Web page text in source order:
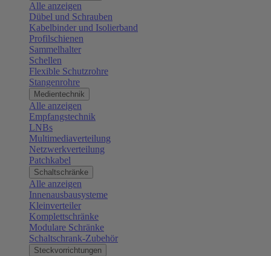
Alle anzeigen
Dübel und Schrauben
Kabelbinder und Isolierband
Profilschienen
Sammelhalter
Schellen
Flexible Schutzrohre
Stangenrohre
Medientechnik
Alle anzeigen
Empfangstechnik
LNBs
Multimediaverteilung
Netzwerkverteilung
Patchkabel
Schaltschränke
Alle anzeigen
Innenausbausysteme
Kleinverteiler
Komplettschränke
Modulare Schränke
Schaltschrank-Zubehör
Steckvorrichtungen